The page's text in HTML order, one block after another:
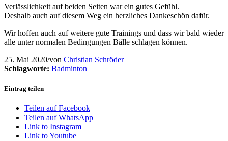
Verlässlichkeit auf beiden Seiten war ein gutes Gefühl.
Deshalb auch auf diesem Weg ein herzliches Dankeschön dafür.
Wir hoffen auch auf weitere gute Trainings und dass wir bald wieder
alle unter normalen Bedingungen Bälle schlagen können.
25. Mai 2020/von Christian Schröder
Schlagworte: Badminton
Eintrag teilen
Teilen auf Facebook
Teilen auf WhatsApp
Link to Instagram
Link to Youtube